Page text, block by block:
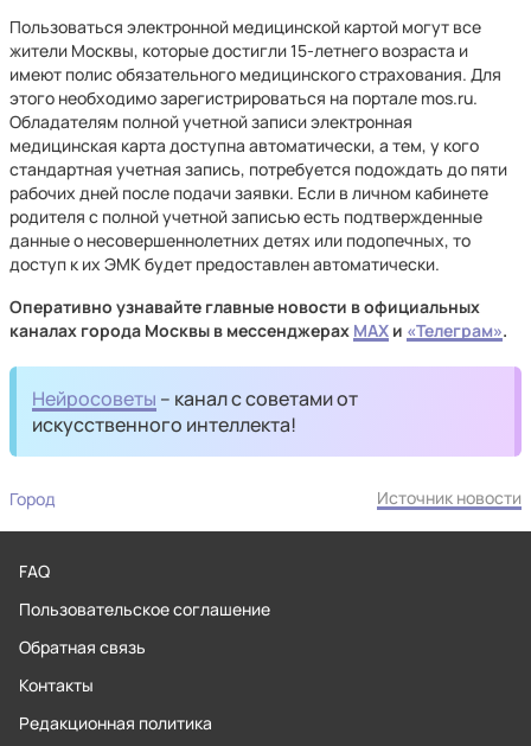
Пользоваться электронной медицинской картой могут все
жители Москвы, которые достигли 15-летнего возраста и
имеют полис обязательного медицинского страхования. Для
этого необходимо зарегистрироваться на портале mos.ru.
Обладателям полной учетной записи электронная
медицинская карта доступна автоматически, а тем, у кого
стандартная учетная запись, потребуется подождать до пяти
рабочих дней после подачи заявки. Если в личном кабинете
родителя с полной учетной записью есть подтвержденные
данные о несовершеннолетних детях или подопечных, то
доступ к их ЭМК будет предоставлен автоматически.
Оперативно узнавайте главные новости в официальных
каналах города Москвы в мессенджерах MAX и «Телеграм».
Нейросоветы – канал с советами от
искусственного интеллекта!
Город Источник новости
FAQ
Пользовательское соглашение
Обратная связь
Контакты
Редакционная политика